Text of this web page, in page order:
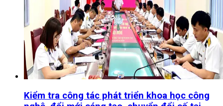
Kiểm tra công tác phát triển khoa học công